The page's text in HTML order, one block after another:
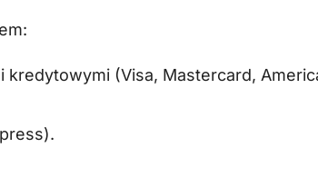
kredytowymi (Visa, Mastercard,